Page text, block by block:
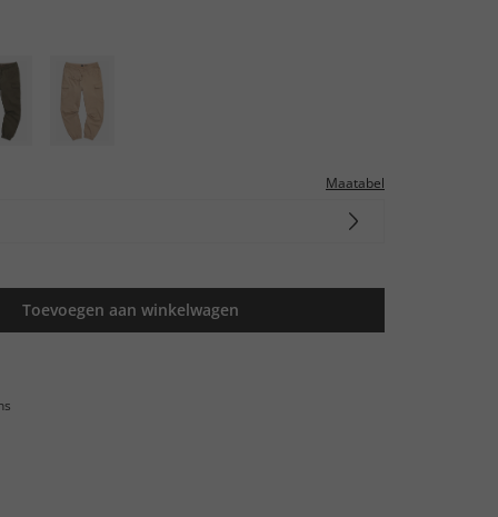
Maatabel
Toevoegen aan winkelwagen